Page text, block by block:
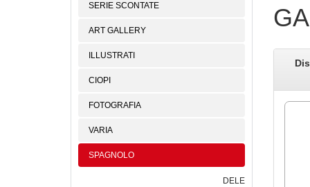
SERIE SCONTATE
ART GALLERY
ILLUSTRATI
CIOPI
FOTOGRAFIA
VARIA
SPAGNOLO
DELE